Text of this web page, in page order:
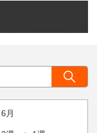
6月